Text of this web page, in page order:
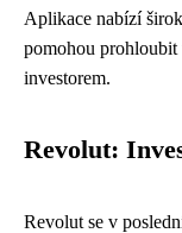
Aplikace nabízí
pomohou prohloubit
investorem.
Revolut:
Revolut se v